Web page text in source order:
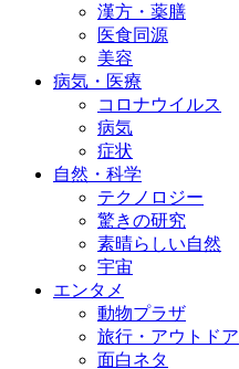
漢方・薬膳
医食同源
美容
病気・医療
コロナウイルス
病気
症状
自然・科学
テクノロジー
驚きの研究
素晴らしい自然
宇宙
エンタメ
動物プラザ
旅行・アウトドア
面白ネタ